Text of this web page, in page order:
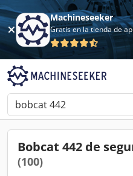
Machineseeker
Bobcat 442 de
(100)